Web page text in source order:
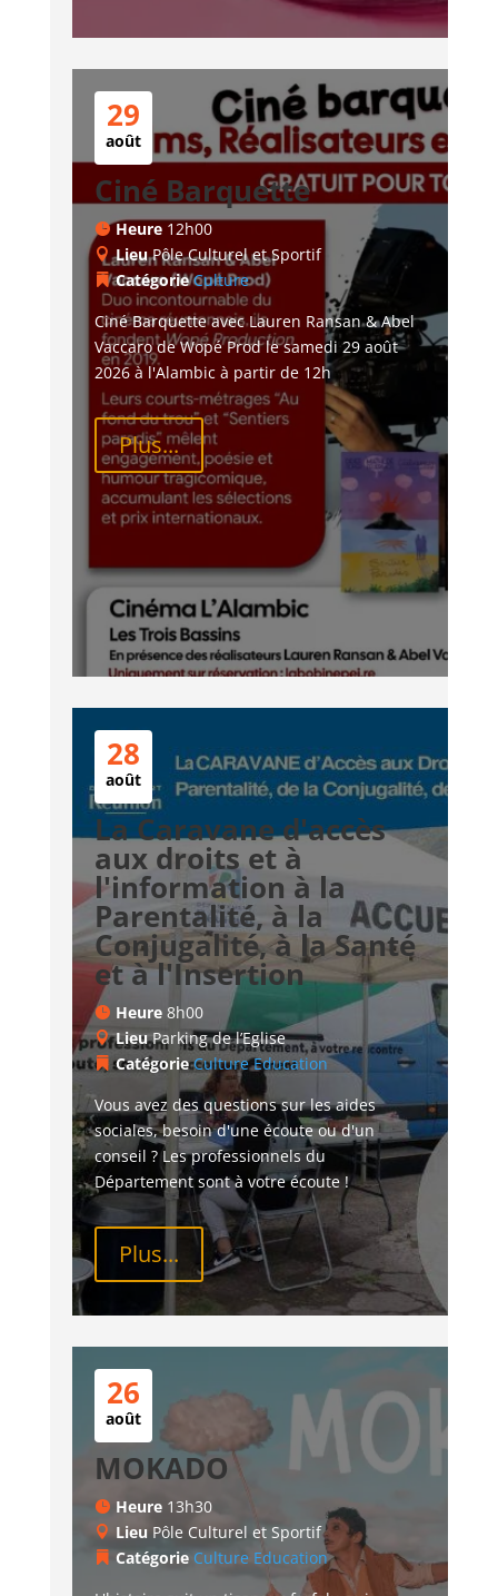
29
août
Ciné Barquette
Heure 12h00
LieuPôle Culturel et Sportif
CatégorieCulture
Ciné Barquette avec Lauren Ransan & Abel
Vaccaro de Wopé Prod le samedi 29 août
2026 à l'Alambic à partir de 12h
Plus...
28
août
La Caravane d'accès
aux droits et à
l'information à la
Parentalité, à la
Conjugalité, à la Santé
et à l'Insertion
Heure 8h00
LieuParking de l’Eglise
CatégorieCulture Education
Vous avez des questions sur les aides
sociales, besoin d'une écoute ou d'un
conseil ? Les professionnels du
Département sont à votre écoute !
Plus...
26
août
MOKADO
Heure 13h30
Lieu Pôle Culturel et Sportif
Catégorie Culture Education